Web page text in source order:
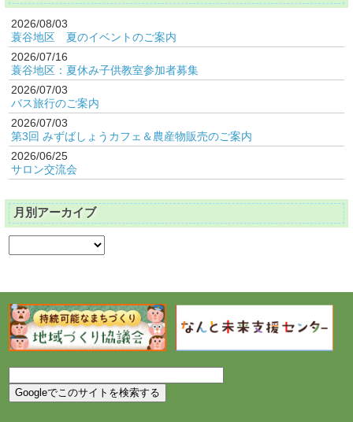
2026/08/03
蓑谷地区 夏のイベントのご案内
2026/07/16
蓑谷地区：夏休み子供教室参加者募集
2026/07/03
バス旅行のご案内
2026/07/03
第3回 みずばしょうカフェ＆農産物販売のご案内
2026/06/25
サロン交流会
月別アーカイブ